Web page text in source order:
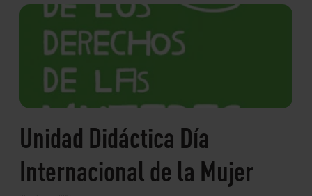
Unidad Didáctica Día
Internacional de la Mujer